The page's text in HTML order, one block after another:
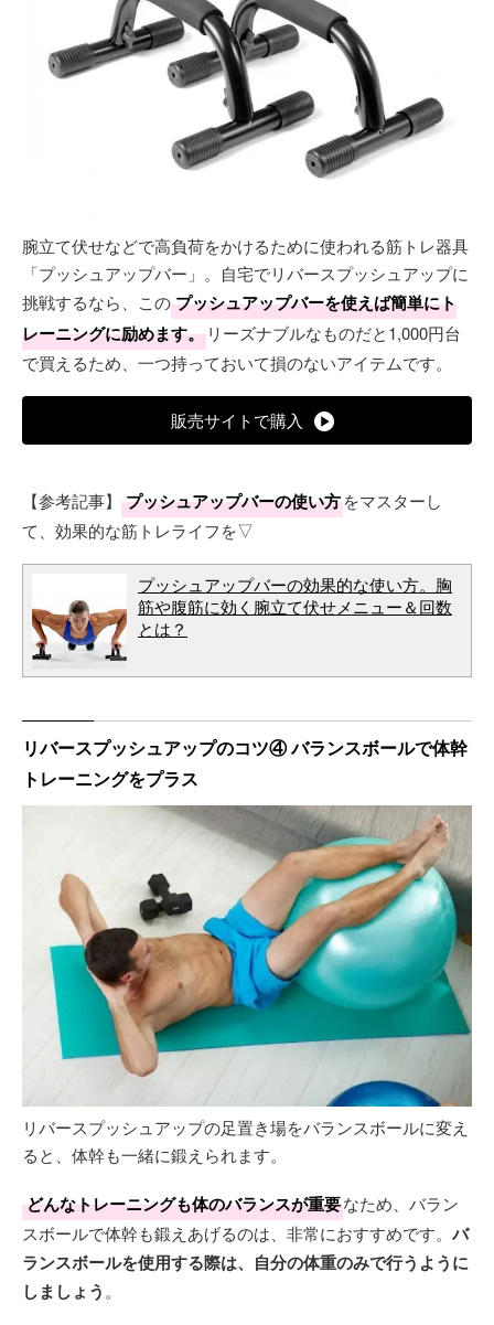
腕立て伏せなどで高負荷をかけるために使われる筋トレ器具
「プッシュアップバー」。自宅でリバースプッシュアップに
挑戦するなら、このプッシュアップバーを使えば簡単にト
レーニングに励めます。 リーズナブルなものだと1,000円台
で買えるため、一つ持っておいて損のないアイテムです。
販売サイトで購入
【参考記事】 プッシュアップバーの使い方をマスターし
て、効果的な筋トレライフを▽
プッシュアップバーの効果的な使い方。胸
筋や腹筋に効く腕立て伏せメニュー＆回数
とは？
リバースプッシュアップのコツ④ バランスボールで体幹
トレーニングをプラス
リバースプッシュアップの足置き場をバランスボールに変え
ると、体幹も一緒に鍛えられます。
どんなトレーニングも体のバランスが重要なため、バラン
スボールで体幹も鍛えあげるのは、非常におすすめです。 バ
ランスボールを使用する際は、自分の体重のみで行うように
しましょう 。